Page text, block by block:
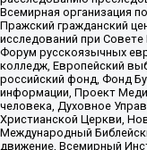
Всемирная организация
Пражский гражданский
исследований при
Форум русскоязычных
колледж, Европейский
российский фонд, Фонд
информации, Проект
человека, Духовное
Христианской Церкви,
Международный
движение, Всемирный